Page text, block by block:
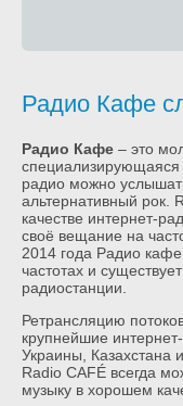
Радио Кафе
Радио Кафе – это
специализирующаяся
радио можно
альтернативный рок.
качестве интернет-
своё вещание на
2014 года Радио
частотах и
радиостанции.
Ретрансляцию
крупнейшие
Украины, Казахстана
Radio CAFÉ всегда
музыку в хорошем